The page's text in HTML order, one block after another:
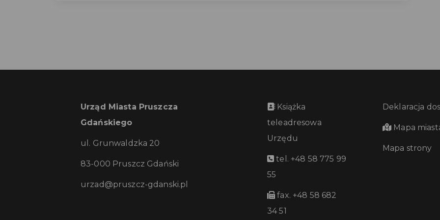
Urząd Miasta Pruszcza
Gdańskiego
ul. Grunwaldzka 20
83-000 Pruszcz Gdański
urzad@pruszcz-gdanski.pl
Książka
teleadresowa
Urzędu
tel. +48 58 775 99
55
fax. +48 58 682
34 51
Deklaracja
Mapa
Mapa strony